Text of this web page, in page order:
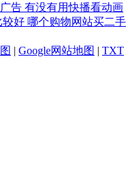
告 有没有用快播看动画
较好 哪个购物网站买二手
| Google网站地图 | TXT